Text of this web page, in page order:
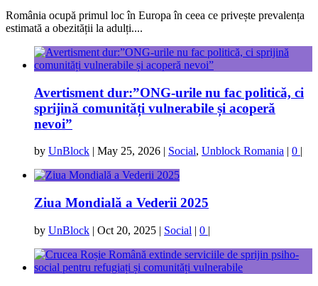
România ocupă primul loc în Europa în ceea ce privește prevalența
estimată a obezității la adulți....
Avertisment dur:”ONG-urile nu fac politică, ci
sprijină comunități vulnerabile și acoperă
nevoi”
by UnBlock May 25, 2026 Social, Unblock Romania 0
Ziua Mondială a Vederii 2025
by UnBlock | Oct 20, 2025 | Social | 0 |